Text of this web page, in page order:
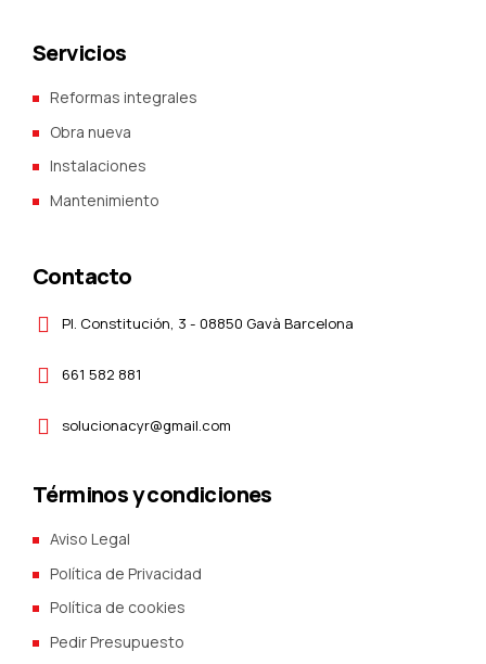
Servicios
Reformas integrales
Obra nueva
Instalaciones
Mantenimiento
Contacto
Pl. Constitución, 3 - 08850 Gavà Barcelona
661 582 881
solucionacyr@gmail.com
Términos y condiciones
Aviso Legal
Política de Privacidad
Política de cookies
Pedir Presupuesto